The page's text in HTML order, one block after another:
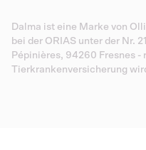
Dalma ist eine Marke von
bei der ORIAS unter der Nr.
Pépinières, 94260 Fresnes -
Tierkrankenversicherung